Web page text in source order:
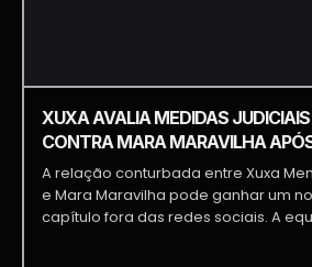
XUXA AVALIA MEDIDAS JUDICIAIS
CONTRA MARA MARAVILHA
SEQUÊNCIA DE DECLARAÇÕES
A relação conturbada entre Xuxa
e Mara Maravilha pode ganhar um
capítulo fora das redes sociais. A